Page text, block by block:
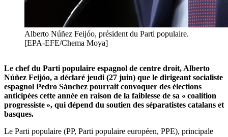
Alberto Núñez Feijóo, président du Parti populaire.
[EPA-EFE/Chema Moya]
Le chef du Parti populaire espagnol de centre droit, Alberto
Núñez Feijóo, a déclaré jeudi (27 juin) que le dirigeant socialiste
espagnol Pedro Sánchez pourrait convoquer des élections
anticipées cette année en raison de la faiblesse de sa « coalition
progressiste », qui dépend du soutien des séparatistes catalans et
basques.
Le Parti populaire (PP, Parti populaire européen, PPE), principale